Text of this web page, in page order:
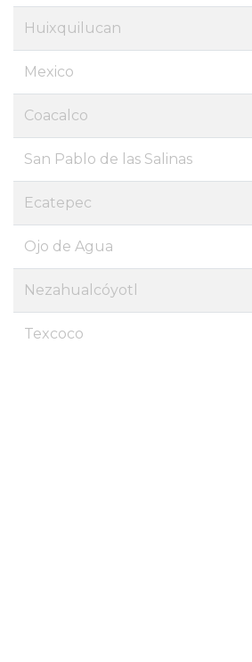
Huixquilucan
Mexico
Coacalco
San Pablo de las Salinas
Ecatepec
Ojo de Agua
Nezahualcóyotl
Texcoco